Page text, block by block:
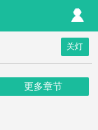
关灯
更多章节